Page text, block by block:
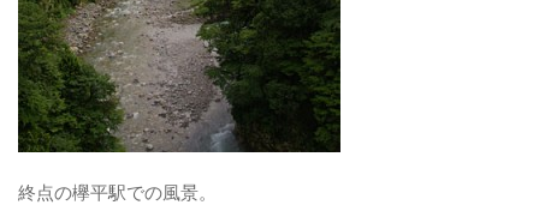
終点の欅平駅での風景。